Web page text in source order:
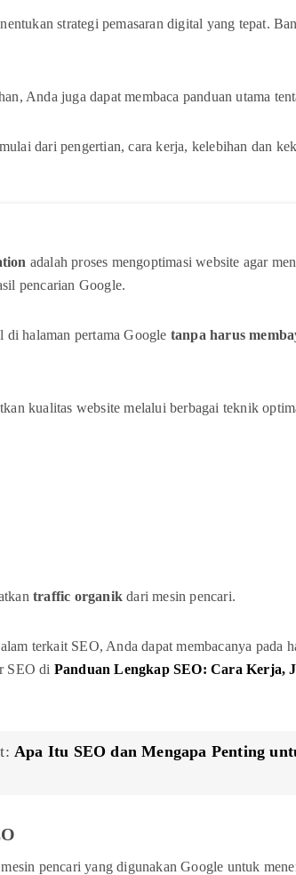
strategi pemasaran digital yang tepat.
Anda juga dapat membaca panduan utama
dari pengertian, cara kerja, kelebihan dan
adalah proses mengoptimasi website agar
pencarian Google.
halaman pertama Google tanpa harus
kualitas website melalui berbagai teknik
traffic organik dari mesin pencari.
terkait SEO, Anda dapat membacanya pada
SEO di Panduan Lengkap SEO: Cara Kerja,
Apa Itu SEO dan Mengapa Penting
pencari yang digunakan Google untuk